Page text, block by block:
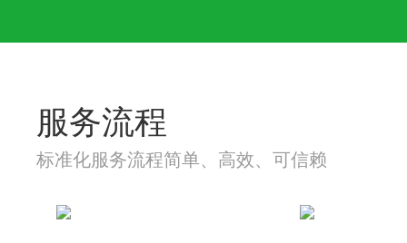
服务流程
标准化服务流程简单、高效、可信赖